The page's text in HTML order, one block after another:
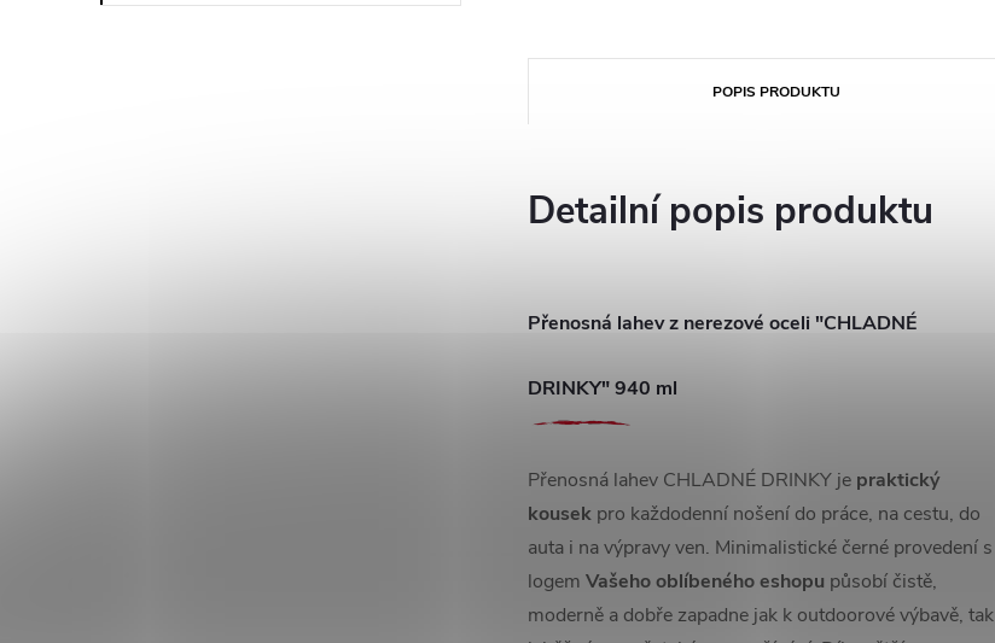
POPIS PRODUKTU
Detailní popis produktu
Přenosná lahev z nerezové oceli "CHLADNÉ
DRINKY" 940 ml
Přenosná lahev CHLADNÉ DRINKY je praktický
kousek pro každodenní nošení do práce, na cestu, do
auta i na výpravy ven. Minimalistické černé provedení s
logem Vašeho oblíbeného eshopu působí čistě,
moderně a dobře zapadne jak k outdoorové výbavě, tak